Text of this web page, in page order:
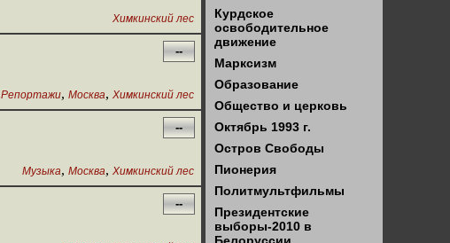
Химкинский лес
--
Репортажи, Москва, Химкинский лес
--
Музыка, Москва, Химкинский лес
--
Курдское
освободительное
движение
Марксизм
Образование
Общество и церковь
Октябрь 1993 г.
Остров Свободы
Пионерия
Политмультфильмы
Президентские
выборы-2010 в